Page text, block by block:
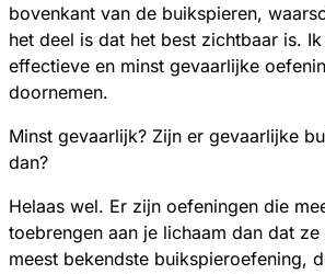
bovenkant van de buikspieren,
het deel is dat het best zichtbaar is.
effectieve en minst gevaarlijke
doornemen.
Minst gevaarlijk? Zijn er gevaarlijke
dan?
Helaas wel. Er zijn oefeningen die
toebrengen aan je lichaam dan dat
meest bekendste buikspieroefening,